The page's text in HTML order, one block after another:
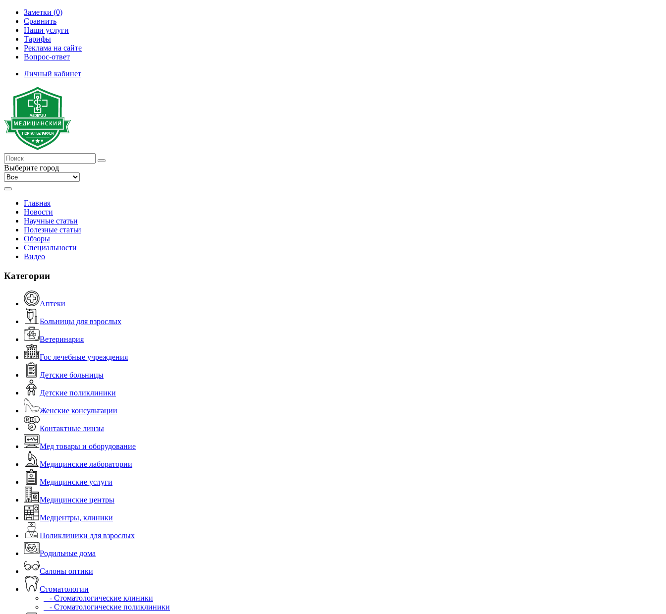
Заметки (0)
Сравнить
Наши услуги
Тарифы
Реклама на сайте
Вопрос-ответ
Личный кабинет
Выберите город
Главная
Новости
Научные статьи
Полезные статьи
Обзоры
Специальности
Видео
Категории
Аптеки
Больницы для взрослых
Ветеринария
Гос лечебные учреждения
Детские больницы
Детские поликлиники
Женские консультации
Контактные линзы
Мед товары и оборудование
Медицинские лаборатории
Медицинские услуги
Медицинские центры
Медцентры, клиники
Поликлиники для взрослых
Родильные дома
Салоны оптики
Стоматологии
- Стоматологические клиники
- Стоматологические поликлиники